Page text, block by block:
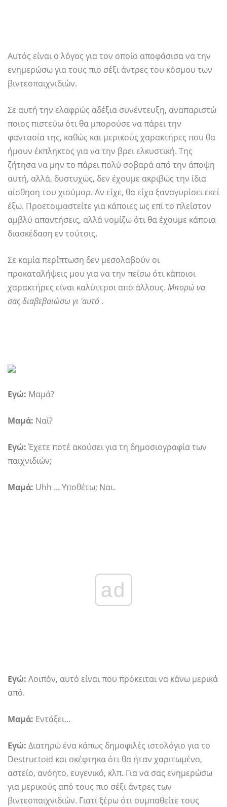
Αυτός είναι ο λόγος για τον οποίο αποφάσισα να την
ενημερώσω για τους πιο σέξι άντρες του κόσμου των
βιντεοπαιχνιδιών.
Σε αυτή την ελαφρώς αδέξια συνέντευξη, αναπαριστώ
ποιος πιστεύω ότι θα μπορούσε να πάρει την
φαντασία της, καθώς και μερικούς χαρακτήρες που θα
ήμουν έκπληκτος για να την βρει ελκυστική. Της
ζήτησα να μην το πάρει πολύ σοβαρά από την άποψη
αυτή, αλλά, δυστυχώς, δεν έχουμε ακριβώς την ίδια
αίσθηση του χιούμορ. Αν είχε, θα είχα ξαναγυρίσει εκεί
έξω. Προετοιμαστείτε για κάποιες ως επί το πλείστον
αμβλύ απαντήσεις, αλλά νομίζω ότι θα έχουμε κάποια
διασκέδαση εν τούτοις.
Σε καμία περίπτωση δεν μεσολαβούν οι
προκαταλήψεις μου για να την πείσω ότι κάποιοι
χαρακτήρες είναι καλύτεροι από άλλους. Μπορώ να
σας διαβεβαιώσω γι 'αυτό .
Εγώ: Μαμά?
Μαμά: Ναί?
Εγώ:Έχετε ποτέ ακούσει για τη δημοσιογραφία των
παιχνιδιών;
Μαμά: Uhh ... Υποθέτω; Ναι.
ad
Εγώ: Λοιπόν, αυτό είναι που πρόκειται να κάνω μερικά
από.
Μαμά: Εντάξει…
Εγώ: Διατηρώ ένα κάπως δημοφιλές ιστολόγιο για το
Destructoid και σκέφτηκα ότι θα ήταν χαριτωμένο,
αστείο, ανόητο, ευγενικό, κλπ. Για να σας ενημερώσω
για μερικούς από τους πιο σέξι άντρες των
βιντεοπαιχνιδιών. Γιατί ξέρω ότι συμπαθείτε τους